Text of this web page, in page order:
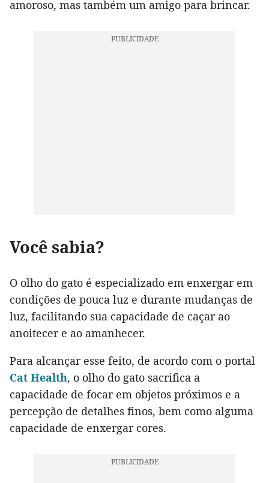
amoroso, mas também um amigo para brincar.
Você sabia?
O olho do gato é especializado em enxergar em
condições de pouca luz e durante mudanças de
luz, facilitando sua capacidade de caçar ao
anoitecer e ao amanhecer.
Para alcançar esse feito, de acordo com o portal
Cat Health, o olho do gato sacrifica a
capacidade de focar em objetos próximos e a
percepção de detalhes finos, bem como alguma
capacidade de enxergar cores.